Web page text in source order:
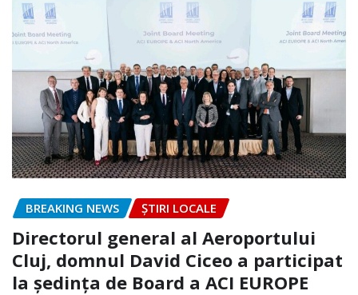
BREAKING NEWS ȘTIRI LOCALE
Directorul general al Aeroportului
Cluj, domnul David Ciceo a participat
la ședința de Board a ACI EUROPE